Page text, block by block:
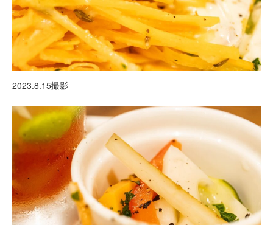
2023.8.15撮影